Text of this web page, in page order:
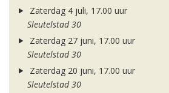
Zaterdag 4 juli, 17.00 uur
Sleutelstad 30
Zaterdag 27 juni, 17.00 uur
Sleutelstad 30
Zaterdag 20 juni, 17.00 uur
Sleutelstad 30